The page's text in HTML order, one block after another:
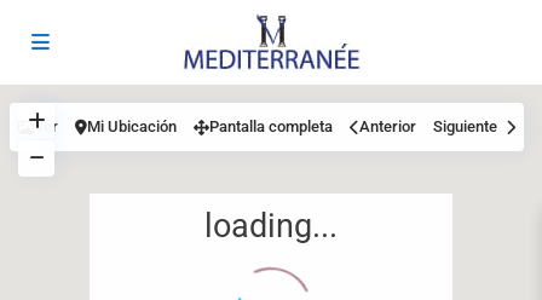
loading...
Ver Mi Ubicación Pantalla completa Anterior Siguiente